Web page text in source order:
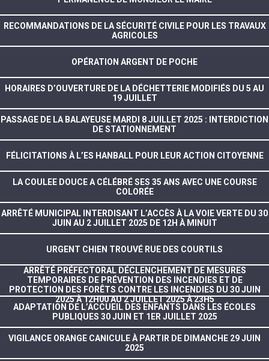
RECOMMANDATIONS DE LA SÉCURITÉ CIVILE POUR LES TRAVAUX
AGRICOLES
OPÉRATION ARGENT DE POCHE
HORAIRES D’OUVERTURE DE LA DÉCHETTERIE MODIFIÉS DU 5 AU
19 JUILLET
PASSAGE DE LA BALAYEUSE MARDI 8 JUILLET 2025 : INTERDICTION
DE STATIONNEMENT
FÉLICITATIONS À L’ES HANBALL POUR LEUR ACTION CITOYENNE
LA COULEE DOUCE A CÉLÉBRÉ SES 35 ANS AVEC UNE COURSE
COLORÉE
ARRÊTÉ MUNICIPAL INTERDISANT L’ACCÈS À LA VOIE VERTE DU 30
JUIN AU 2 JUILLET 2025 DE 12H À MINUIT
URGENT CHIEN TROUVÉ RUE DES COURTILS
ARRÊTÉ PRÉFECTORAL DÉCLENCHEMENT DE MESURES
TEMPORAIRES DE PRÉVENTION DES INCENDIES ET DE
PROTECTION DES FORÊTS CONTRE LES INCENDIES DU 30 JUIN
2025 À 12H00 AU 2 JUILLET 2025 À 23H5
ADAPTATION DE L’ACCUEIL DES ENFANTS DANS LES ÉCOLES
PUBLIQUES 30 JUIN ET 1ER JUILLET 2025
VIGILANCE ORANGE CANICULE À PARTIR DE DIMANCHE 29 JUIN
2025